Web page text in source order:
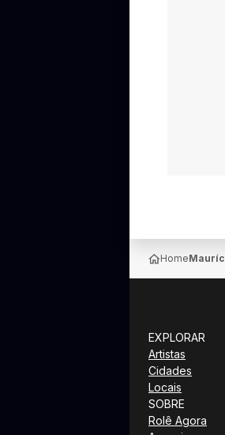
Home
EXPLORAR
Artistas
Cidades
Locais
SOBRE
Rolê Agora